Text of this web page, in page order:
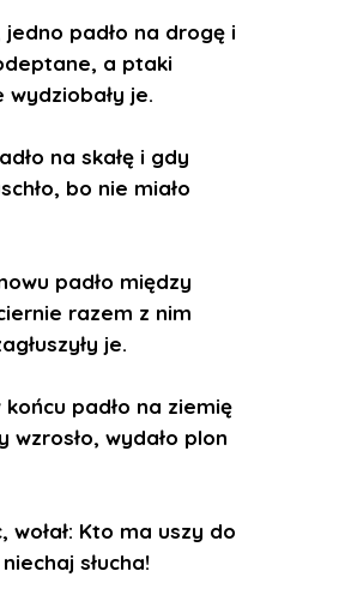
jedno padło na drogę i
a ptaki
wydziobały je.
na skałę i gdy
bo nie miało
padło między
razem z nim
je.
padło na ziemię
wzrosło, wydało plon
wołał: Kto ma uszy do
słucha!